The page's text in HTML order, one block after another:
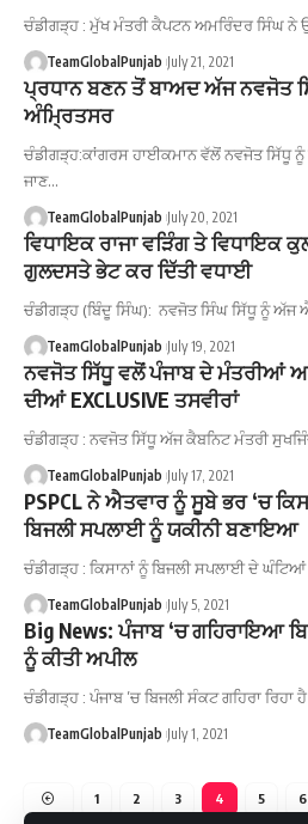
ਚੰਡੀਗੜ੍ਹ : ਮੁੱਖ ਮੰਤਰੀ ਕੈਪਟਨ ਅਮਰਿੰਦਰ ਸਿੰਘ ਨੇ
TeamGlobalPunjab July 21, 2021
ਪ੍ਰਧਾਨ ਬਣਨ ਤੋਂ ਬਾਅਦ ਅੱਜ ਨਵਜੋਤ
ਅੰਮ੍ਰਿਤਸਰ
ਚੰਡੀਗੜ੍ਹ:ਕਾਂਗਰਸ ਹਾਈਕਮਾਨ ਵੱਲੋਂ ਨਵਜੋਤ ਸਿੱਧੂ ਨੂੰ
ਜਾਣ…
TeamGlobalPunjab July 20, 2021
ਵਿਧਾਇਕ ਰਾਜਾ ਵੜਿੰਗ ਤੇ ਵਿਧਾਇਕ
ਗੁਲਦਸਤੇ ਭੇਟ ਕਰ ਦਿੱਤੀ ਵਧਾਈ
ਚੰਡੀਗੜ੍ਹ (ਬਿੰਦੂ ਸਿੰਘ): ਨਵਜੋਤ ਸਿੰਘ ਸਿੱਧੂ ਨੂੰ ਅੱਜ
TeamGlobalPunjab July 19, 2021
ਨਵਜੋਤ ਸਿੱਧੂ ਵਲੋਂ ਪੰਜਾਬ ਦੇ ਮੰਤਰੀਆਂ
ਦੀਆਂ EXCLUSIVE ਤਸਵੀਰਾਂ
ਚੰਡੀਗੜ੍ਹ : ਨਵਜੋਤ ਸਿੱਧੂ ਅੱਜ ਕੈਬਨਿਟ ਮੰਤਰੀ
TeamGlobalPunjab July 17, 2021
PSPCL ਨੇ ਐਤਵਾਰ ਨੂੰ ਸੂਬੇ ਭਰ ‘ਚ
ਬਿਜਲੀ ਸਪਲਾਈ ਨੂੰ ਯਕੀਨੀ ਬਣਾਇਆ
ਚੰਡੀਗੜ੍ਹ : ਕਿਸਾਨਾਂ ਨੂੰ ਬਿਜਲੀ ਸਪਲਾਈ ਦੇ
TeamGlobalPunjab July 5, 2021
Big News: ਪੰਜਾਬ ‘ਚ ਗਹਿਰਾਇਆ
ਨੂੰ ਕੀਤੀ ਅਪੀਲ
ਚੰਡੀਗੜ੍ਹ : ਪੰਜਾਬ ’ਚ ਬਿਜਲੀ ਸੰਕਟ ਗਹਿਰਾ ਰਿਹਾ
TeamGlobalPunjab July 1, 2021
1 2 3 4 5 6